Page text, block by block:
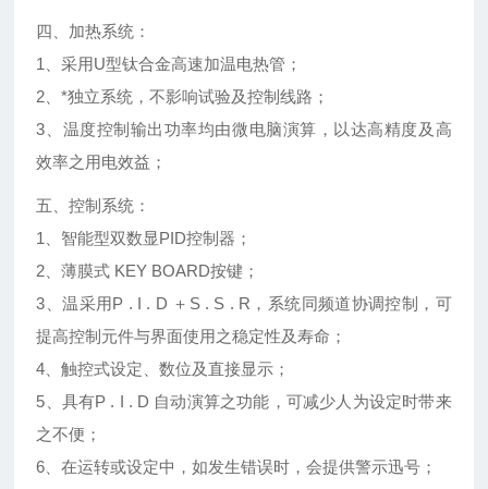
四、加热系统：
1、采用U型钛合金高速加温电热管；
2、*独立系统，不影响试验及控制线路；
3、温度控制输出功率均由微电脑演算，以达高精度及高
效率之用电效益；
五、控制系统：
1、智能型双数显PID控制器；
2、薄膜式 KEY BOARD按键；
3、温采用P . I . D ＋S . S . R，系统同频道协调控制，可
提高控制元件与界面使用之稳定性及寿命；
4、触控式设定、数位及直接显示；
5、具有P . I . D 自动演算之功能，可减少人为设定时带来
之不便；
6、在运转或设定中，如发生错误时，会提供警示迅号；